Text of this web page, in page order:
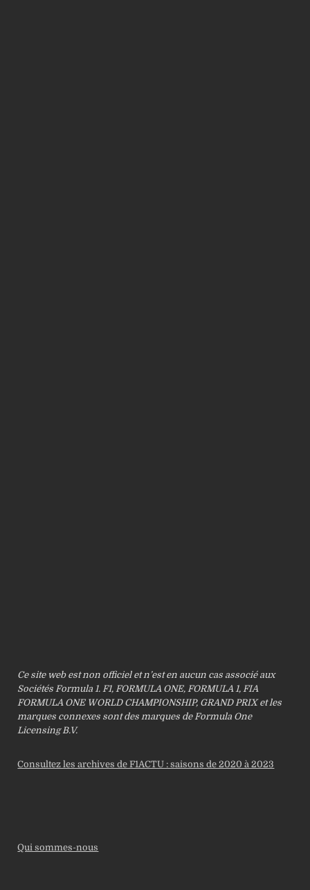
Ce site web est non officiel et n’est en aucun cas associé aux
Sociétés Formula 1. F1, FORMULA ONE, FORMULA 1, FIA
FORMULA ONE WORLD CHAMPIONSHIP, GRAND PRIX et les
marques connexes sont des marques de Formula One
Licensing B.V.
Consultez les archives de F1ACTU : saisons de 2020 à 2023
Qui sommes-nous